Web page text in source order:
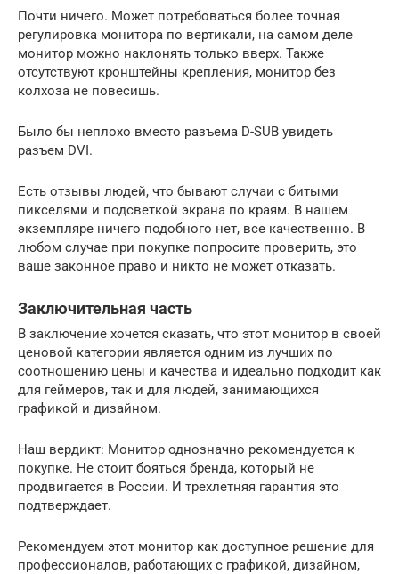
Почти ничего. Может потребоваться более точная
регулировка монитора по вертикали, на самом деле
монитор можно наклонять только вверх. Также
отсутствуют кронштейны крепления, монитор без
колхоза не повесишь.
Было бы неплохо вместо разъема D-SUB увидеть
разъем DVI.
Есть отзывы людей, что бывают случаи с битыми
пикселями и подсветкой экрана по краям. В нашем
экземпляре ничего подобного нет, все качественно. В
любом случае при покупке попросите проверить, это
ваше законное право и никто не может отказать.
Заключительная часть
В заключение хочется сказать, что этот монитор в своей
ценовой категории является одним из лучших по
соотношению цены и качества и идеально подходит как
для геймеров, так и для людей, занимающихся
графикой и дизайном.
Наш вердикт: Монитор однозначно рекомендуется к
покупке. Не стоит бояться бренда, который не
продвигается в России. И трехлетняя гарантия это
подтверждает.
Рекомендуем этот монитор как доступное решение для
профессионалов, работающих с графикой, дизайном,